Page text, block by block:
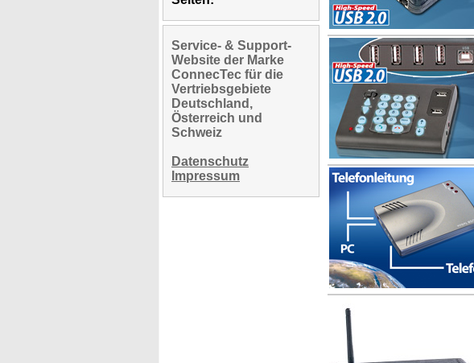
Service- & Support-
Website der Marke
ConnecTec für die
Vertriebsgebiete
Deutschland,
Österreich und
Schweiz
Datenschutz
Impressum